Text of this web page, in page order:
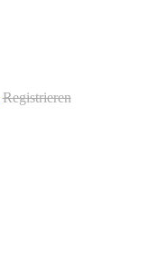
Registrieren